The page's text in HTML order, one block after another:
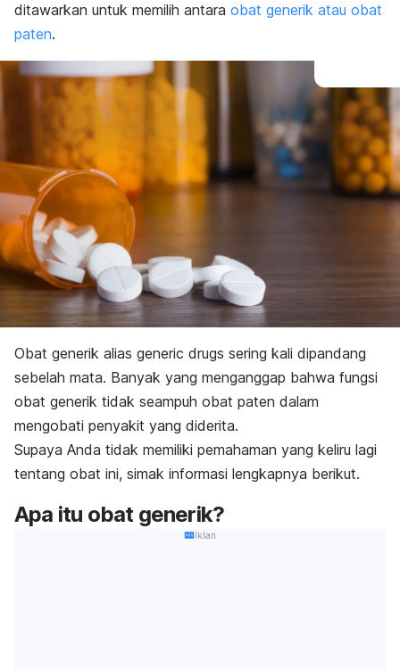
Contoh
ditawarkan untuk memilih antara obat generik atau obat
paten.
Obat generik alias generic drugs sering kali dipandang
sebelah mata. Banyak yang menganggap bahwa fungsi
obat generik tidak seampuh obat paten dalam
mengobati penyakit yang diderita.
Supaya Anda tidak memiliki pemahaman yang keliru lagi
tentang obat ini, simak informasi lengkapnya berikut.
Apa itu obat generik?
Iklan